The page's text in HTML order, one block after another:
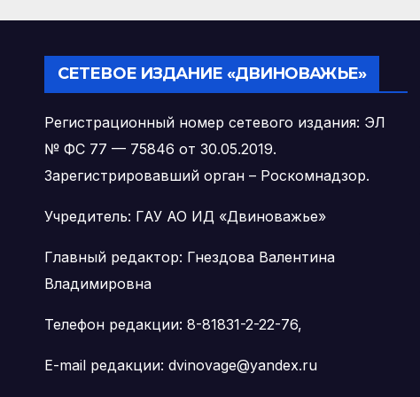
патологии
диафрагмы
СЕТЕВОЕ ИЗДАНИЕ «ДВИНОВАЖЬЕ»
Регистрационный номер сетевого издания: ЭЛ
№ ФС 77 — 75846 от 30.05.2019.
Зарегистрировавший орган – Роскомнадзор.
Учредитель: ГАУ АО ИД «Двиноважье»
Главный редактор: Гнездова Валентина
Владимировна
Телефон редакции: 8-81831-2-22-76,
E-mail редакции: dvinovage@yandex.ru